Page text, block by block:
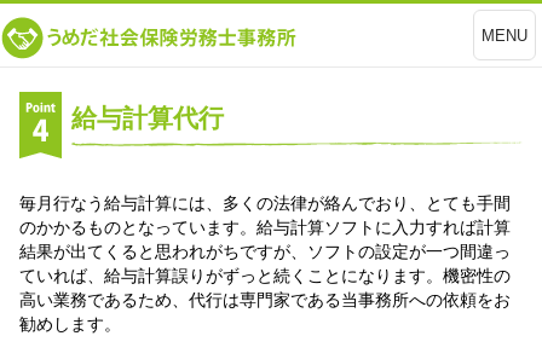
MENU
給与計算代行
毎月行なう給与計算には、多くの法律が絡んでおり、とても手間
のかかるものとなっています。給与計算ソフトに入力すれば計算
結果が出てくると思われがちですが、ソフトの設定が一つ間違っ
ていれば、給与計算誤りがずっと続くことになります。機密性の
高い業務であるため、代行は専門家である当事務所への依頼をお
勧めします。